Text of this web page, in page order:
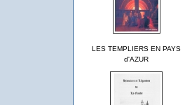
LES TEMPLIERS EN PAYS
d'AZUR